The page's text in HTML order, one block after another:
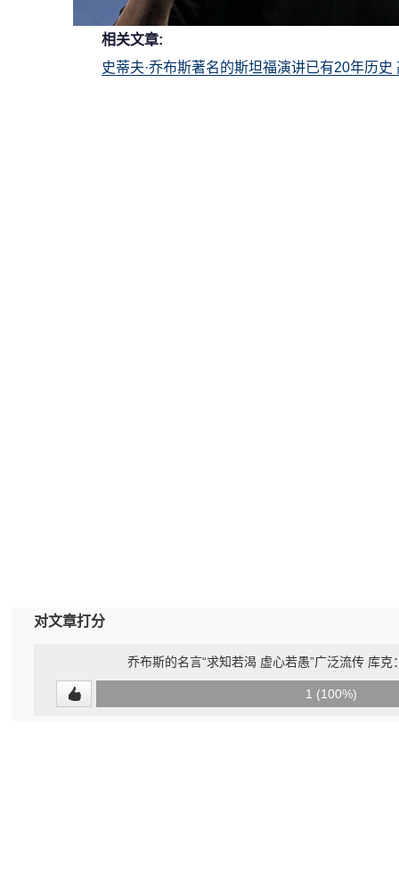
相关文章:
史蒂夫·乔布斯著名的斯坦福演讲已有20年历史
对文章打分
乔布斯的名言“求知若渴 虚心若愚”广泛流传 库
1 (100%)